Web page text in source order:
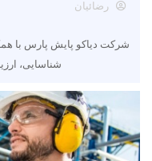
رضائیان
شرکت دیاکو پایش پارس با
شناسایی،